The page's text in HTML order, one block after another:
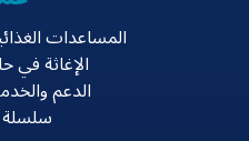
المساعدات
الإغاثة في
الدعم
سلسلة